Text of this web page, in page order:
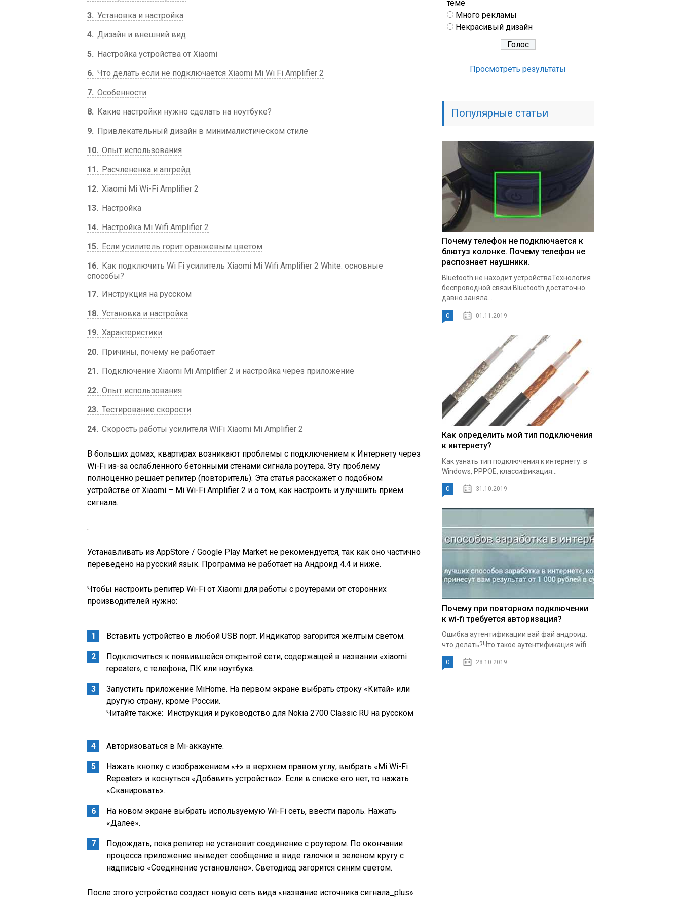
3 Установка и настройка
4 Дизайн и внешний вид
5
Настройка устройства от Xiaomi
6 Что делать если не подключается Xiaomi Mi Wi Fi Amplifier 2
7 Особенности
8
Какие настройки нужно сделать на ноутбуке?
9
Привлекательный дизайн в минималистическом стиле
10 Опыт использования
11
Расчлененка и апгрейд
12 Xiaomi Mi Wi-Fi Amplifier 2
13
Настройка
14
Настройка Mi Wifi Amplifier 2
15
Если усилитель горит оранжевым цветом
16
Как подключить Wi Fi усилитель Xiaomi Mi Wifi Amplifier 2 White: основные
способы?
17
Инструкция на русском
18 Установка и настройка
19 Характеристики
20
Причины, почему не работает
21
Подключение Xiaomi Mi Amplifier 2 и настройка через приложение
22 Опыт использования
23 Тестирование скорости
24 Скорость работы усилителя WiFi Xiaomi Mi Amplifier 2
В больших домах, квартирах возникают проблемы с подключением к Интернету через
Wi-Fi из-за ослабленного бетонными стенами сигнала роутера. Эту проблему
полноценно решает репитер (повторитель). Эта статья расскажет о подобном
устройстве от Xiaomi – Mi Wi-Fi Amplifier 2 и о том, как настроить и улучшить приём
сигнала.
.
Устанавливать из AppStore / Google Play Market не рекомендуется, так как оно частично
переведено на русский язык. Программа не работает на Андроид 4.4 и ниже.
Чтобы настроить репитер Wi-Fi от Xiaomi для работы с роутерами от сторонних
производителей нужно:
Вставить устройство в любой USB порт. Индикатор загорится желтым светом.
Подключиться к появившейся открытой сети, содержащей в названии «xiaomi
repeater», с телефона, ПК или ноутбука.
Запустить приложение MiHome. На первом экране выбрать строку «Китай» или
другую страну, кроме России.
Читайте также: Инструкция и руководство для Nokia 2700 Classic RU на русском
Авторизоваться в Mi-аккаунте.
Нажать кнопку с изображением «+» в верхнем правом углу, выбрать «Mi Wi-Fi
Repeater» и коснуться «Добавить устройство». Если в списке его нет, то нажать
«Сканировать».
На новом экране выбрать используемую Wi-Fi сеть, ввести пароль. Нажать
«Далее».
Подождать, пока репитер не установит соединение с роутером. По окончании
процесса приложение выведет сообщение в виде галочки в зеленом кругу с
надписью «Соединение установлено». Светодиод загорится синим светом.
После этого устройство создаст новую сеть вида «название источника сигнала_plus».
теме
Много рекламы
Некрасивый дизайн
Просмотреть результаты
Популярные статьи
Почему телефон не подключается к
блютуз колонке. Почему телефон не
распознает наушники.
Bluetooth не находит устройстваТехнология
беспроводной связи Bluetooth достаточно
давно заняла...
0 01.11.2019
Как определить мой тип подключения
к интернету?
Как узнать тип подключения к интернету: в
Windows, PPPOE, классификация...
0 31.10.2019
Почему при повторном подключении
к wi-fi требуется авторизация?
Ошибка аутентификации вай фай андроид:
что делать?Что такое аутентификация wifi...
0 28.10.2019